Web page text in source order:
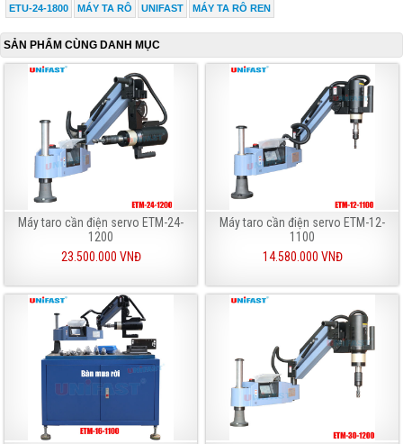
ETU-24-1800 MÁY TA RÔ UNIFAST MÁY TA RÔ REN
SẢN PHẨM CÙNG DANH MỤC
Máy taro cần điện servo ETM-24-
1200
23.500.000 VNĐ
Máy taro cần điện servo ETM-12-
1100
14.580.000 VNĐ